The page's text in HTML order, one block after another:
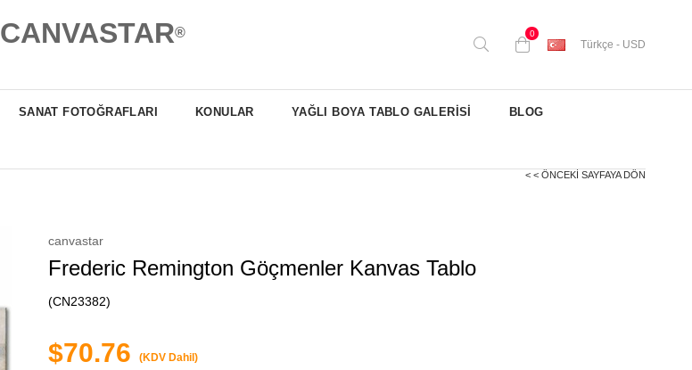
CANVASTAR® 0
Türkçe - USD
SANAT FOTOĞRAFLARI KONULAR YAĞLI BOYA TABLO GALERİSİ BLOG
< < ÖNCEKI SAYFAYA DÖN
canvastar
Frederic Remington Göçmenler Kanvas Tablo
(CN23382)
$70.76 (KDV Dahil)